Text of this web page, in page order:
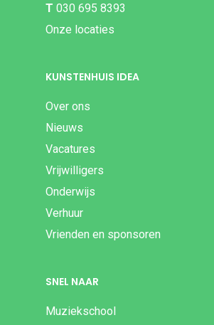
T 030 695 8393
Onze locaties
KUNSTENHUIS IDEA
Over ons
Nieuws
Vacatures
Vrijwilligers
Onderwijs
Verhuur
Vrienden en sponsoren
SNEL NAAR
Muziekschool